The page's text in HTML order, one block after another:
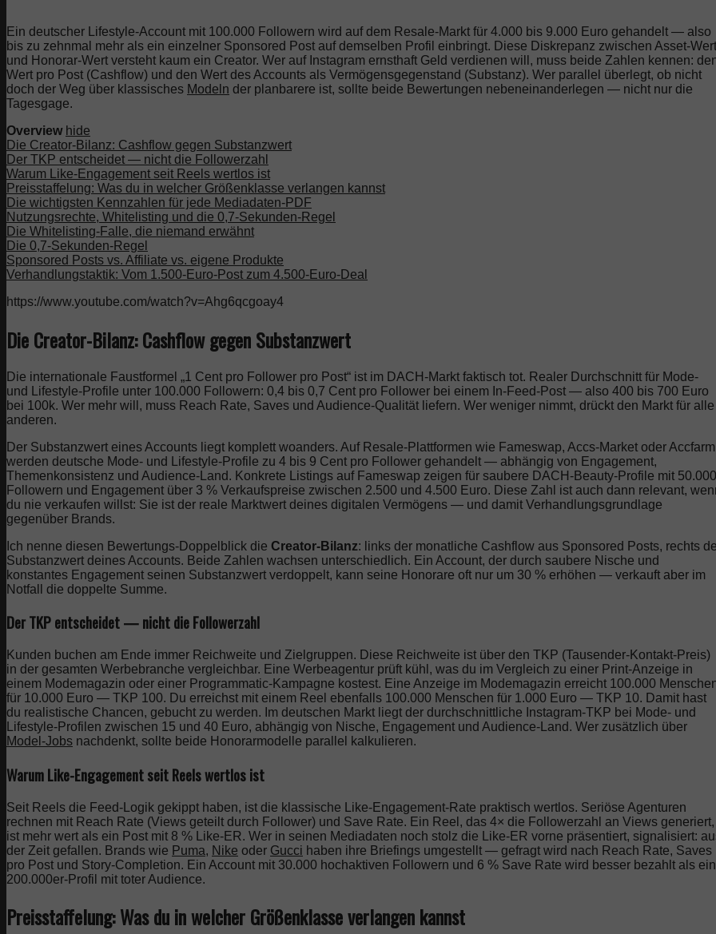
Ein deutscher Lifestyle-Account mit 100.000 Followern wird auf dem Resale-Markt für 4.000 bis 9.000 Euro gehandelt — also
bis zu zehnmal mehr als ein einzelner Sponsored Post auf demselben Profil einbringt. Diese Diskrepanz zwischen Asset-Wert
und Honorar-Wert versteht kaum ein Creator. Wer auf Instagram ernsthaft Geld verdienen will, muss beide Zahlen kennen:
Wert pro Post (Cashflow) und den Wert des Accounts als Vermögensgegenstand (Substanz). Wer parallel überlegt, ob nicht
doch der Weg über klassisches Modeln der planbarere ist, sollte beide Bewertungen nebeneinanderlegen — nicht nur die
Tagesgage.
Overview hide
Die Creator-Bilanz: Cashflow gegen Substanzwert
Der TKP entscheidet — nicht die Followerzahl
Warum Like-Engagement seit Reels wertlos ist
Preisstaffelung: Was du in welcher Größenklasse verlangen kannst
Die wichtigsten Kennzahlen für jede Mediadaten-PDF
Nutzungsrechte, Whitelisting und die 0,7-Sekunden-Regel
Die Whitelisting-Falle, die niemand erwähnt
Die 0,7-Sekunden-Regel
Sponsored Posts vs. Affiliate vs. eigene Produkte
Verhandlungstaktik: Vom 1.500-Euro-Post zum 4.500-Euro-Deal
https://www.youtube.com/watch?v=Ahg6qcgoay4
Die Creator-Bilanz: Cashflow gegen Substanzwert
Die internationale Faustformel „1 Cent pro Follower pro Post“ ist im DACH-Markt faktisch tot. Realer Durchschnitt für Mode-
und Lifestyle-Profile unter 100.000 Followern: 0,4 bis 0,7 Cent pro Follower bei einem In-Feed-Post — also 400 bis 700 Euro
bei 100k. Wer mehr will, muss Reach Rate, Saves und Audience-Qualität liefern. Wer weniger nimmt, drückt den Markt für alle
anderen.
Der Substanzwert eines Accounts liegt komplett woanders. Auf Resale-Plattformen wie Fameswap, Accs-Market oder Accfarm
werden deutsche Mode- und Lifestyle-Profile zu 4 bis 9 Cent pro Follower gehandelt — abhängig von Engagement,
Themenkonsistenz und Audience-Land. Konkrete Listings auf Fameswap zeigen für saubere DACH-Beauty-Profile mit 50.000
Followern und Engagement über 3 % Verkaufspreise zwischen 2.500 und 4.500 Euro. Diese Zahl ist auch dann relevant,
du nie verkaufen willst: Sie ist der reale Marktwert deines digitalen Vermögens — und damit Verhandlungsgrundlage
gegenüber Brands.
Ich nenne diesen Bewertungs-Doppelblick die Creator-Bilanz: links der monatliche Cashflow aus Sponsored Posts, rechts
Substanzwert deines Accounts. Beide Zahlen wachsen unterschiedlich. Ein Account, der durch saubere Nische und
konstantes Engagement seinen Substanzwert verdoppelt, kann seine Honorare oft nur um 30 % erhöhen — verkauft aber im
Notfall die doppelte Summe.
Der TKP entscheidet — nicht die Followerzahl
Kunden buchen am Ende immer Reichweite und Zielgruppen. Diese Reichweite ist über den TKP (Tausender-Kontakt-Preis)
in der gesamten Werbebranche vergleichbar. Eine Werbeagentur prüft kühl, was du im Vergleich zu einer Print-Anzeige in
einem Modemagazin oder einer Programmatic-Kampagne kostest. Eine Anzeige im Modemagazin erreicht 100.000
für 10.000 Euro — TKP 100. Du erreichst mit einem Reel ebenfalls 100.000 Menschen für 1.000 Euro — TKP 10. Damit hast
du realistische Chancen, gebucht zu werden. Im deutschen Markt liegt der durchschnittliche Instagram-TKP bei Mode- und
Lifestyle-Profilen zwischen 15 und 40 Euro, abhängig von Nische, Engagement und Audience-Land. Wer zusätzlich über
Model-Jobs nachdenkt, sollte beide Honorarmodelle parallel kalkulieren.
Warum Like-Engagement seit Reels wertlos ist
Seit Reels die Feed-Logik gekippt haben, ist die klassische Like-Engagement-Rate praktisch wertlos. Seriöse Agenturen
rechnen mit Reach Rate (Views geteilt durch Follower) und Save Rate. Ein Reel, das 4× die Followerzahl an Views generiert,
ist mehr wert als ein Post mit 8 % Like-ER. Wer in seinen Mediadaten noch stolz die Like-ER vorne präsentiert, signalisiert:
der Zeit gefallen. Brands wie Puma, Nike oder Gucci haben ihre Briefings umgestellt — gefragt wird nach Reach Rate, Saves
pro Post und Story-Completion. Ein Account mit 30.000 hochaktiven Followern und 6 % Save Rate wird besser bezahlt als ein
200.000er-Profil mit toter Audience.
Preisstaffelung: Was du in welcher Größenklasse verlangen kannst